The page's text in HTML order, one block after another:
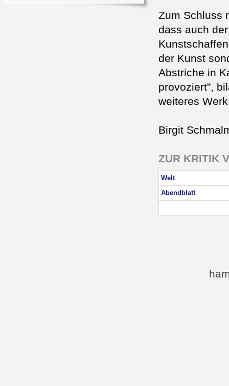
Zum Schluss
dass auch
der Kunst
Abstriche in
provoziert",
weiteres
Birgit
ZUR KRITIK
Welt
Abendblatt